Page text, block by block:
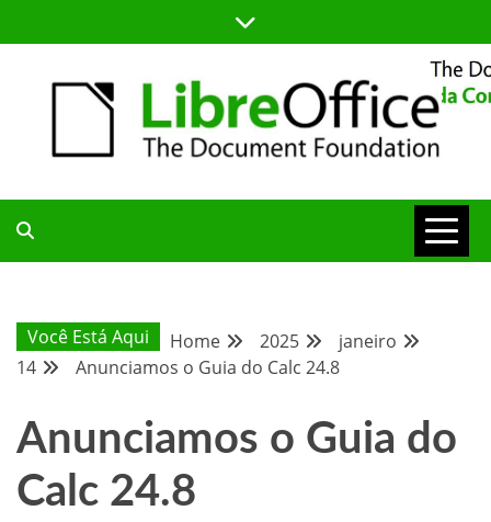
to
BLOG DA
COMUNIDADE
BRASILEIRA
Você Está Aqui Home 2025
janeiro
14
Anunciamos o Guia do Calc 24.8
Anunciamos o Guia do
Calc 24.8